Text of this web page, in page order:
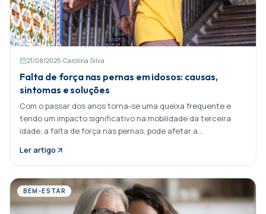
21/08/2025·Carolina Silva
Falta de força nas pernas em idosos: causas,
sintomas e soluções
Com o passar dos anos torna-se uma queixa frequente e
tendo um impacto significativo na mobilidade da terceira
idade, a falta de força nas pernas, pode afetar a
Ler artigo
BEM-ESTAR